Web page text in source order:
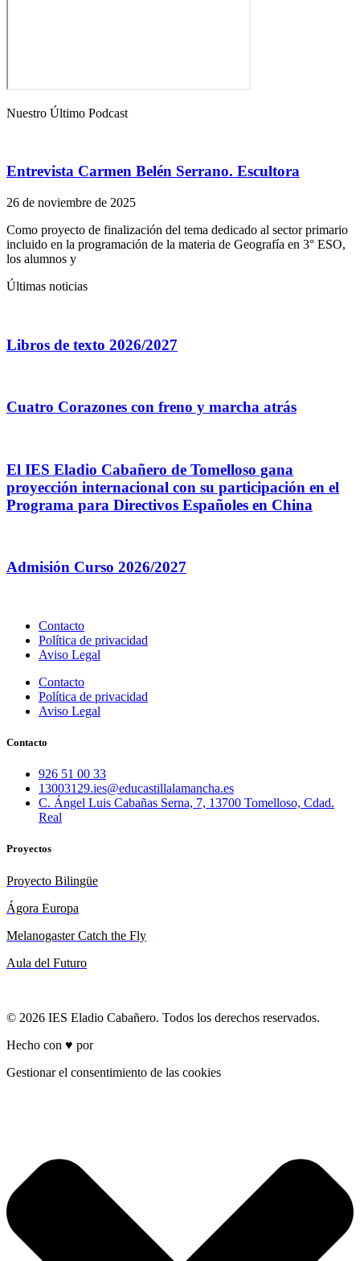
Nuestro Último Podcast
Entrevista Carmen Belén Serrano. Escultora
26 de noviembre de 2025
Como proyecto de finalización del tema dedicado al sector primario
incluido en la programación de la materia de Geografía en 3° ESO,
los alumnos y
Últimas noticias
Libros de texto 2026/2027
Cuatro Corazones con freno y marcha atrás
El IES Eladio Cabañero de Tomelloso gana
proyección internacional con su participación en el
Programa para Directivos Españoles en China
Admisión Curso 2026/2027
Contacto
Política de privacidad
Aviso Legal
Contacto
Política de privacidad
Aviso Legal
Contacto
926 51 00 33
13003129.ies@educastillalamancha.es
C. Ángel Luis Cabañas Serna, 7, 13700 Tomelloso, Cdad.
Real
Proyectos
Proyecto Bilingüe
Ágora Europa
Melanogaster Catch the Fly
Aula del Futuro
© 2026 IES Eladio Cabañero. Todos los derechos reservados.
Hecho con ♥ por
Gestionar el consentimiento de las cookies